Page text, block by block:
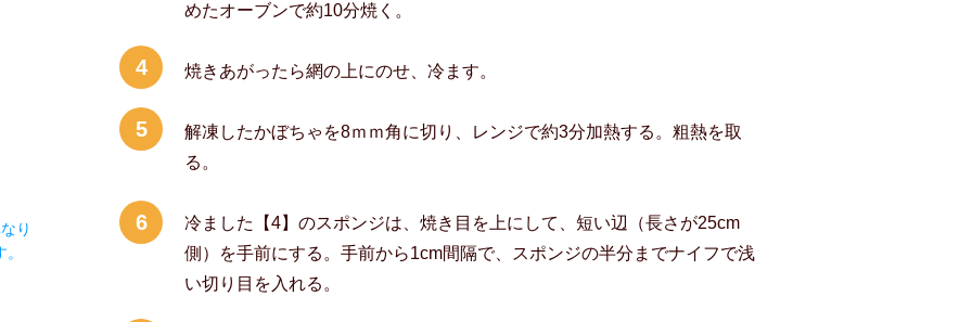
り
めたオーブンで約10分焼く。
4 焼きあがったら網の上にのせ、冷ます。
5
解凍したかぼちゃを8ｍｍ角に切り、レンジで約3分加熱する。粗熱を取
る。
6
冷ました【4】のスポンジは、焼き目を上にして、短い辺（長さが25cm
側）を手前にする。手前から1cm間隔で、スポンジの半分までナイフで浅
い切り目を入れる。